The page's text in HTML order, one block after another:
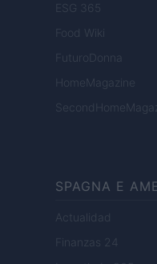
ESG 365
Food Wiki
FuturoDonna
HomeMagazine
SPAGNA E
Actualidad
Finanzas 24